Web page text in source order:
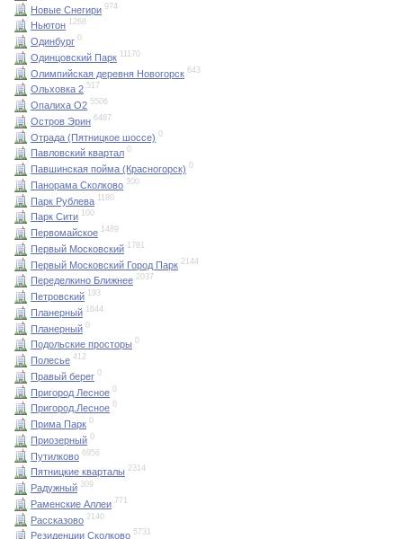
Новые Снегири 974
Ньютон 1268
Одинбург 0
Одинцовский Парк 11170
Олимпийская деревня Новогорск 643
Ольховка 2 517
Опалиха О2 5506
Остров Эрин 6487
Отрада (Пятницкое шоссе) 0
Павловский квартал 0
Павшинская пойма (Красногорск) 0
Панорама Сколково 300
Парк Рублева 1180
Парк Сити 100
Первомайское 1489
Первый Московский 1781
Первый Московский Город Парк 2144
Переделкино Ближнее 2037
Петровский 193
Планерный 1644
Планерный 0
Подольские просторы 0
Полесье 412
Правый берег 0
Пригород Лесное 0
Пригород.Лесное 0
Прима Парк 0
Приозерный 0
Путилково 6956
Пятницкие кварталы 2314
Радужный 309
Раменские Аллеи 771
Рассказово 2140
Резиденции Сколково 5731